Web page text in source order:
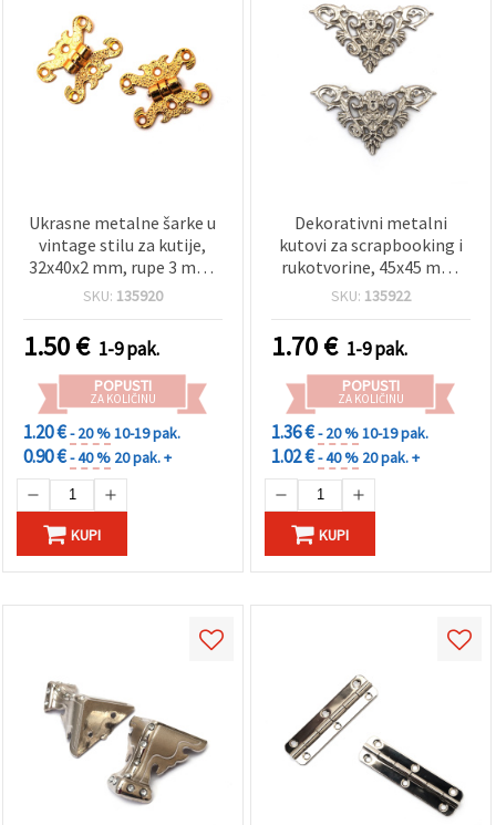
Ukrasne metalne šarke u
vintage stilu za kutije,
32x40x2 mm, rupe 3 mm,
antikno zlatna boja – 2
SKU: 135920
1.50€ 1-9 pak.
POPUSTI
ZA KOLIČINU
1.20 €- 20 %10-19 pak.
0.90 €- 40 % 20 pak. +
KUPI
Dekorativni metalni
kutovi za scrapbooking i
rukotvorine, 45x45 mm,
rupe promjera 1 mm,
SKU: 135922
1.70€ 1-9 pak.
POPUSTI
ZA KOLIČINU
1.36 €- 20 %10-19 pak.
1.02 €- 40 % 20 pak. +
KUPI